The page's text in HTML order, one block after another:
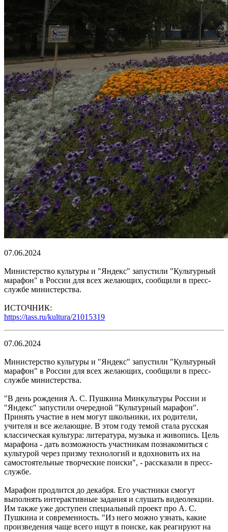
07.06.2024
Министерство культуры и "Яндекс" запустили "Культурный
марафон" в России для всех желающих, сообщили в пресс-
службе министерства.
ИСТОЧНИК:
https://tass.ru/kultura/21015319
07.06.2024
Министерство культуры и "Яндекс" запустили "Культурный
марафон" в России для всех желающих, сообщили в пресс-
службе министерства.
"В день рождения А. С. Пушкина Минкультуры России и
"Яндекс" запустили очередной "Культурный марафон".
Принять участие в нем могут школьники, их родители,
учителя и все желающие. В этом году темой стала русская
классическая культура: литература, музыка и живопись. Цель
марафона - дать возможность участникам познакомиться с
культурой через призму технологий и вдохновить их на
самостоятельные творческие поиски", - рассказали в пресс-
службе.
Марафон продлится до декабря. Его участники смогут
выполнять интерактивные задания и слушать видеолекции.
Им также уже доступен специальный проект про А. С.
Пушкина и современность. "Из него можно узнать, какие
произведения чаще всего ищут в поиске, как реагируют на